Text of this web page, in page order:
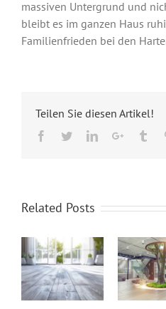
massiven Untergrund und
bleibt es im ganzen Haus
Familienfrieden bei den
Teilen Sie diesen Artikel!
Facebook
TwitterLinkedInGoogle+
Related Posts